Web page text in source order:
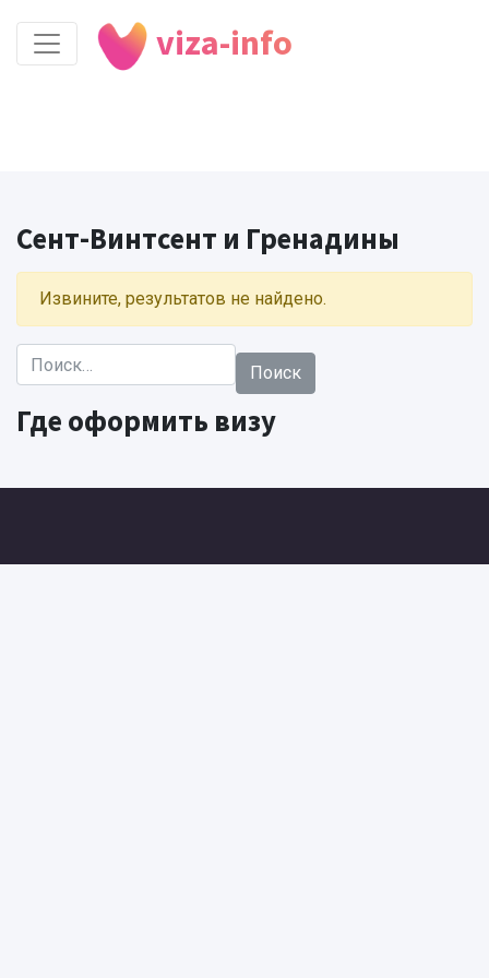
viza-info
Сент-Винтсент и Гренадины
Извините, результатов не найдено.
Найти:
Где оформить визу